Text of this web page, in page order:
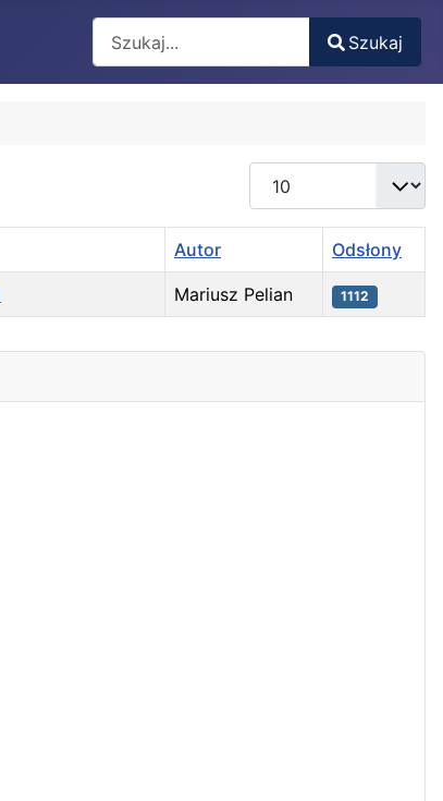
Type 2 or more characters for results.
Szukaj
Pokaż #
Autor Odsłony
Mariusz Pelian 1112